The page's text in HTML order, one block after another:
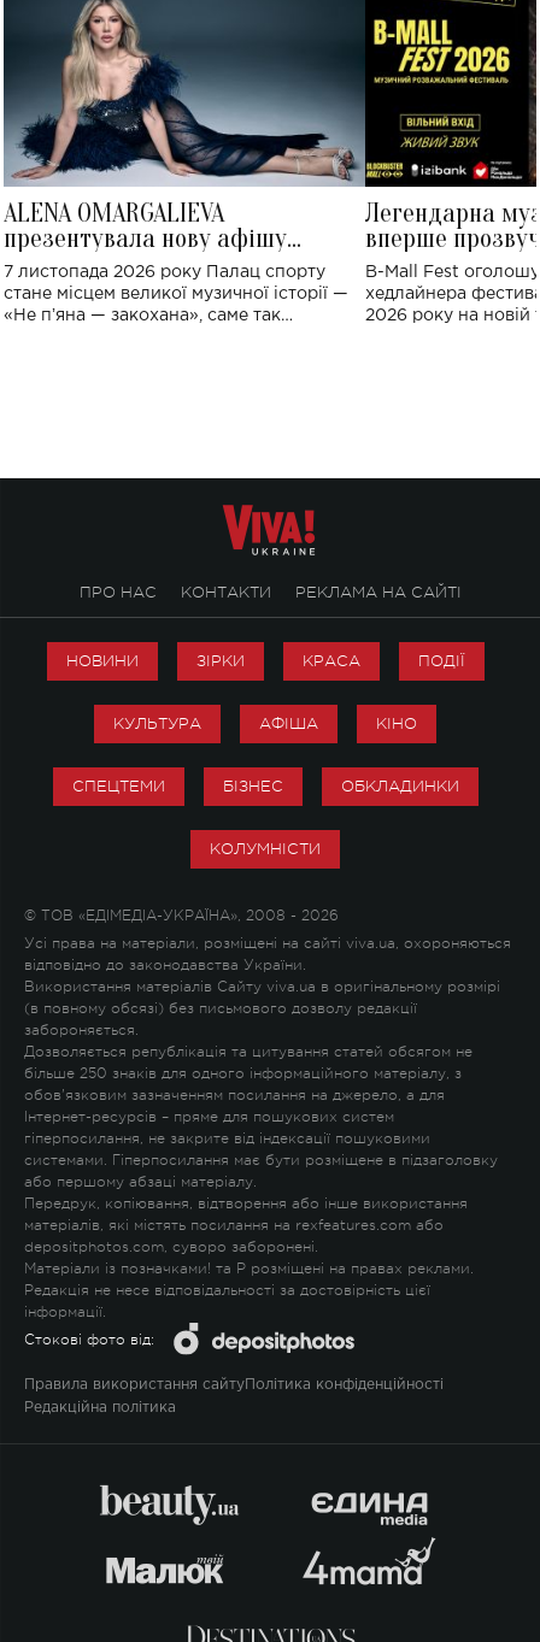
ALENA OMARGALIEVA
презентувала нову афішу
великого концерту в Палаці
спорту
7 листопада 2026 року Палац спорту
стане місцем великої музичної історії —
«Не пʼяна — закохана», саме так
Легендарна
вперше
Україні: де
B-Mall Fest
хедлайнера
2026 року на новій
ПРО НАС КОНТАКТИ РЕКЛАМА НА САЙТІ
НОВИНИ ЗІРКИ КРАСА ПОДІЇ
КУЛЬТУРА АФІША КІНО
СПЕЦТЕМИ БІЗНЕС ОБКЛАДИНКИ
КОЛУМНІСТИ
© ТОВ «ЕДІМЕДІА-УКРАЇНА», 2008 - 2026
Усі права на матеріали, розміщені на сайті viva.ua, охороняються
відповідно до законодавства України.
Використання матеріалів Сайту viva.ua в оригінальному розмірі
(в повному обсязі) без письмового дозволу редакції
забороняється.
Дозволяється републікація та цитування статей обсягом не
більше 250 знаків для одного інформаційного матеріалу, з
обов'язковим зазначенням посилання на джерело, а для
Інтернет-ресурсів – пряме для пошукових систем
гіперпосилання, не закрите від індексації пошуковими
системами. Гіперпосилання має бути розміщене в підзаголовку
або першому абзаці матеріалу.
Передрук, копіювання, відтворення або інше використання
матеріалів, які містять посилання на rexfeatures.com або
depositphotos.com, суворо заборонені.
Матеріали із позначками! та P розміщені на правах реклами.
Редакція не несе відповідальності за достовірність цієї
інформації.
Стокові фото від:
Правила використання сайту Політика конфіденційності
Редакційна політика